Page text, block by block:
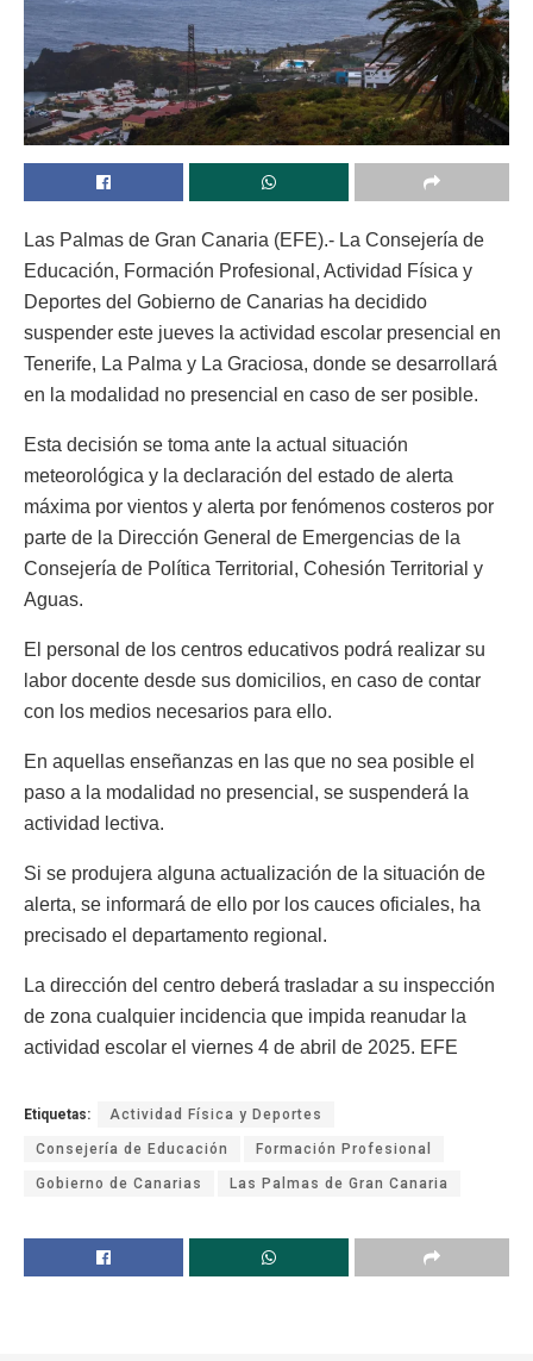
Las Palmas de Gran Canaria (EFE).- La Consejería de
Educación, Formación Profesional, Actividad Física y
Deportes del Gobierno de Canarias ha decidido
suspender este jueves la actividad escolar presencial en
Tenerife, La Palma y La Graciosa, donde se desarrollará
en la modalidad no presencial en caso de ser posible.
Esta decisión se toma ante la actual situación
meteorológica y la declaración del estado de alerta
máxima por vientos y alerta por fenómenos costeros por
parte de la Dirección General de Emergencias de la
Consejería de Política Territorial, Cohesión Territorial y
Aguas.
El personal de los centros educativos podrá realizar su
labor docente desde sus domicilios, en caso de contar
con los medios necesarios para ello.
En aquellas enseñanzas en las que no sea posible el
paso a la modalidad no presencial, se suspenderá la
actividad lectiva.
Si se produjera alguna actualización de la situación de
alerta, se informará de ello por los cauces oficiales, ha
precisado el departamento regional.
La dirección del centro deberá trasladar a su inspección
de zona cualquier incidencia que impida reanudar la
actividad escolar el viernes 4 de abril de 2025. EFE
Etiquetas: Actividad Física y Deportes
Consejería de Educación Formación Profesional
Gobierno de Canarias Las Palmas de Gran Canaria